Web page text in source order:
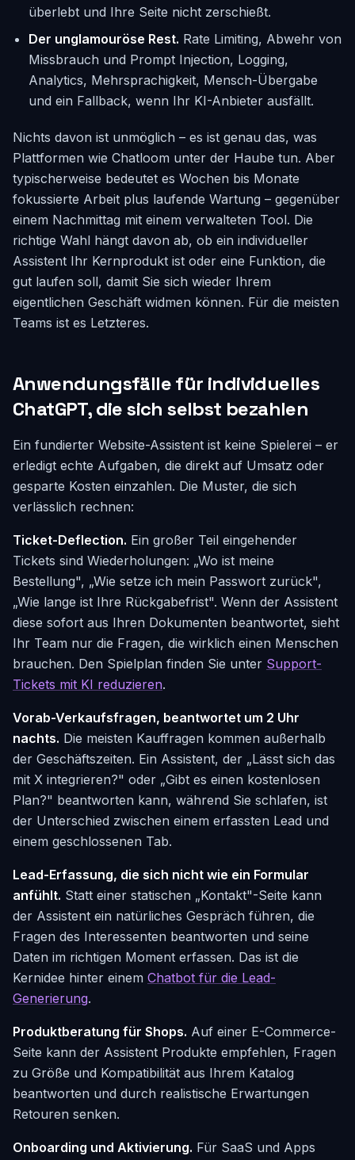
überlebt und Ihre Seite nicht zerschießt.
Der unglamouröse Rest. Rate Limiting, Abwehr von
Missbrauch und Prompt Injection, Logging,
Analytics, Mehrsprachigkeit, Mensch-Übergabe
und ein Fallback, wenn Ihr KI-Anbieter ausfällt.
Nichts davon ist unmöglich – es ist genau das, was
Plattformen wie Chatloom unter der Haube tun. Aber
typischerweise bedeutet es Wochen bis Monate
fokussierte Arbeit plus laufende Wartung – gegenüber
einem Nachmittag mit einem verwalteten Tool. Die
richtige Wahl hängt davon ab, ob ein individueller
Assistent Ihr Kernprodukt ist oder eine Funktion, die
gut laufen soll, damit Sie sich wieder Ihrem
eigentlichen Geschäft widmen können. Für die meisten
Teams ist es Letzteres.
Anwendungsfälle für individuelles
ChatGPT, die sich selbst bezahlen
Ein fundierter Website-Assistent ist keine Spielerei – er
erledigt echte Aufgaben, die direkt auf Umsatz oder
gesparte Kosten einzahlen. Die Muster, die sich
verlässlich rechnen:
Ticket-Deflection. Ein großer Teil eingehender
Tickets sind Wiederholungen: „Wo ist meine
Bestellung", „Wie setze ich mein Passwort zurück",
„Wie lange ist Ihre Rückgabefrist". Wenn der Assistent
diese sofort aus Ihren Dokumenten beantwortet, sieht
Ihr Team nur die Fragen, die wirklich einen Menschen
brauchen. Den Spielplan finden Sie unter Support-
Tickets mit KI reduzieren.
Vorab-Verkaufsfragen, beantwortet um 2 Uhr
nachts. Die meisten Kauffragen kommen außerhalb
der Geschäftszeiten. Ein Assistent, der „Lässt sich das
mit X integrieren?" oder „Gibt es einen kostenlosen
Plan?" beantworten kann, während Sie schlafen, ist
der Unterschied zwischen einem erfassten Lead und
einem geschlossenen Tab.
Lead-Erfassung, die sich nicht wie ein Formular
anfühlt. Statt einer statischen „Kontakt"-Seite kann
der Assistent ein natürliches Gespräch führen, die
Fragen des Interessenten beantworten und seine
Daten im richtigen Moment erfassen. Das ist die
Kernidee hinter einem Chatbot für die Lead-
Generierung.
Produktberatung für Shops. Auf einer E-Commerce-
Seite kann der Assistent Produkte empfehlen, Fragen
zu Größe und Kompatibilität aus Ihrem Katalog
beantworten und durch realistische Erwartungen
Retouren senken.
Onboarding und Aktivierung. Für SaaS und Apps